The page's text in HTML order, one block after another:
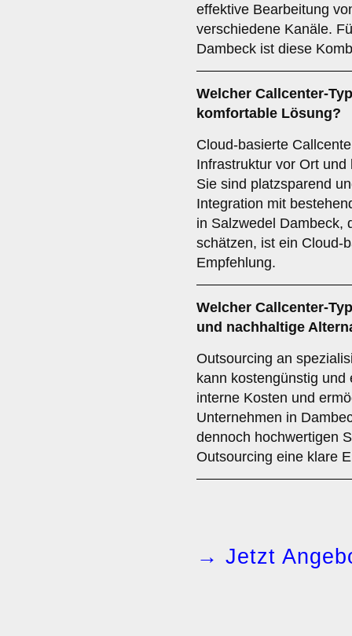
effektive Bearbeitung
verschiedene Kanäle.
Dambeck ist diese
Welcher Callcenter-Typ
komfortable Lösung?
Cloud-basierte
Infrastruktur vor Ort
Sie sind platzsparend
Integration mit
in Salzwedel Dambeck,
schätzen, ist ein Cloud-
Empfehlung.
Welcher Callcenter-Typ
und nachhaltige
Outsourcing an
kann kostengünstig
interne Kosten und
Unternehmen in
dennoch hochwertigen
Outsourcing eine klare
→ Jetzt